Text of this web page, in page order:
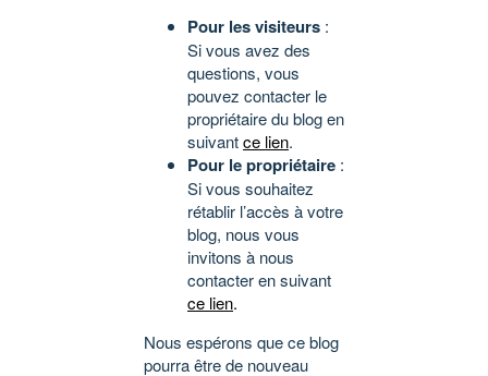
Pour les visiteurs :
Si vous avez des
questions, vous
pouvez contacter le
propriétaire du blog en
suivantce lien.
Pour le propriétaire :
Si vous souhaitez
rétablir l’accès à votre
blog, nous vous
invitons à nous
contacter en suivant
ce lien.
Nous espérons que ce blog
pourra être de nouveau